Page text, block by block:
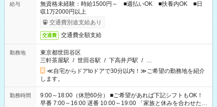
給与
無資格未経験：時給1500円～ ■週払いOK ■扶養内OK ■日
収1万2000円以上
交通費別途支給あり
交通費 交通費全額支給
勤務地
東京都世田谷区
三軒茶屋駅 / 世田谷駅 / 下高井戸駅 / …
≪自宅からドアtoドアで30分以内！≫ご希望の勤務地を紹介
します。
勤務時間
9:00～18:00（休憩60分） ■ご希望があれば下記シフトもOK！
早番 7:00～16:00 遅番 10:00～19:00 「家族と休みを合わせた